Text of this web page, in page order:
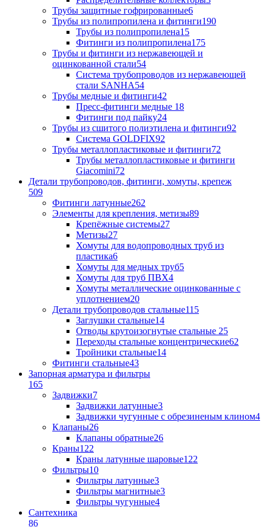
Трубы защитные гофрированные6
Трубы из полипропилена и фитинги190
Трубы из полипропилена15
Фитинги из полипропилена175
Трубы и фитинги из нержавеющей и
оцинкованной стали54
Система трубопроводов из нержавеющей
стали SANHA54
Трубы медные и фитинги42
Пресс-фитинги медные 18
Фитинги под пайку24
Трубы из сшитого полиэтилена и фитинги92
Система GOLDFIX92
Трубы металлопластиковые и фитинги72
Трубы металлопластиковые и фитинги
Giacomini72
Детали трубопроводов, фитинги, хомуты, крепеж
509
Фитинги латунные262
Элементы для крепления, метизы89
Крепёжные системы27
Метизы27
Хомуты для водопроводных труб из
пластика6
Хомуты для медных труб5
Хомуты для труб ПВХ4
Хомуты металлические оцинкованные с
уплотнением20
Детали трубопроводов стальные115
Заглушки стальные14
Отводы крутоизогнутые стальные 25
Переходы стальные концентрические62
Тройники стальные14
Фитинги стальные43
Запорная арматура и фильтры
165
Задвижки7
Задвижки латунные3
Задвижки чугунные с обрезиненым клином4
Клапаны26
Клапаны обратные26
Краны122
Краны латунные шаровые122
Фильтры10
Фильтры латунные3
Фильтры магнитные3
Фильтры чугунные4
Сантехника
86